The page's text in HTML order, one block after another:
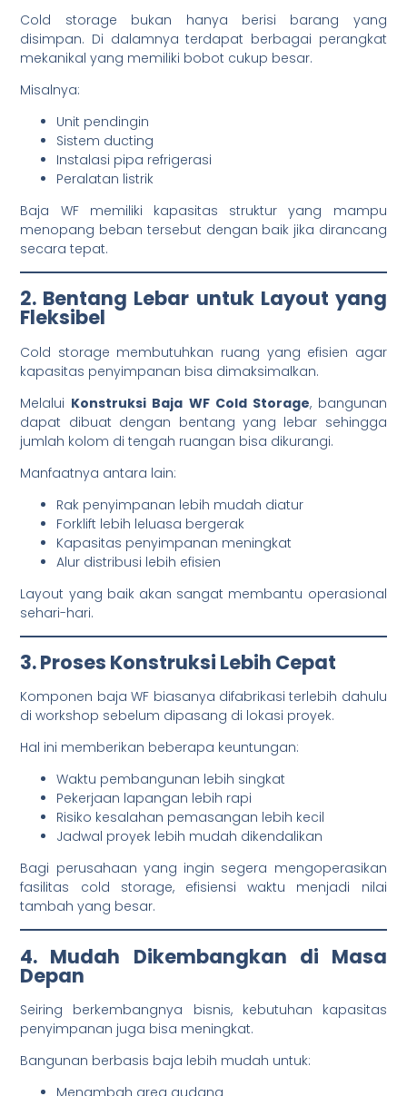
Cold storage bukan hanya berisi barang yang
disimpan. Di dalamnya terdapat berbagai perangkat
mekanikal yang memiliki bobot cukup besar.
Misalnya:
Unit pendingin
Sistem ducting
Instalasi pipa refrigerasi
Peralatan listrik
Baja WF memiliki kapasitas struktur yang mampu
menopang beban tersebut dengan baik jika dirancang
secara tepat.
2. Bentang Lebar untuk Layout yang
Fleksibel
Cold storage membutuhkan ruang yang efisien agar
kapasitas penyimpanan bisa dimaksimalkan.
Melalui Konstruksi Baja WF Cold Storage, bangunan
dapat dibuat dengan bentang yang lebar sehingga
jumlah kolom di tengah ruangan bisa dikurangi.
Manfaatnya antara lain:
Rak penyimpanan lebih mudah diatur
Forklift lebih leluasa bergerak
Kapasitas penyimpanan meningkat
Alur distribusi lebih efisien
Layout yang baik akan sangat membantu operasional
sehari-hari.
3. Proses Konstruksi Lebih Cepat
Komponen baja WF biasanya difabrikasi terlebih dahulu
di workshop sebelum dipasang di lokasi proyek.
Hal ini memberikan beberapa keuntungan:
Waktu pembangunan lebih singkat
Pekerjaan lapangan lebih rapi
Risiko kesalahan pemasangan lebih kecil
Jadwal proyek lebih mudah dikendalikan
Bagi perusahaan yang ingin segera mengoperasikan
fasilitas cold storage, efisiensi waktu menjadi nilai
tambah yang besar.
4. Mudah Dikembangkan di Masa
Depan
Seiring berkembangnya bisnis, kebutuhan kapasitas
penyimpanan juga bisa meningkat.
Bangunan berbasis baja lebih mudah untuk: